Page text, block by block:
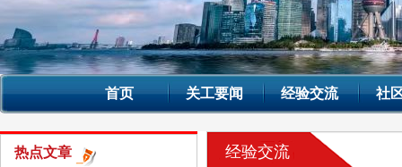
首页 关工要闻 经验交流 社
热点文章 经验交流